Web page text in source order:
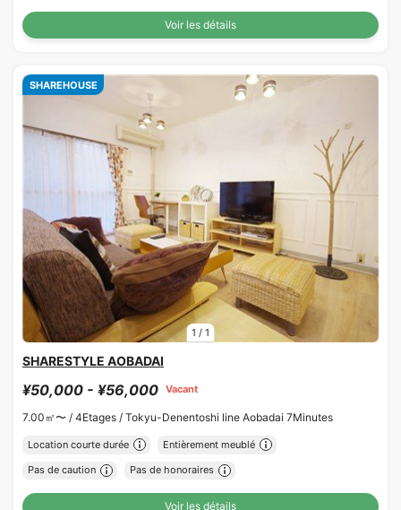
Voir les détails
1 / 1
SHAREHOUSE
SHARESTYLE AOBADAI
¥50,000 - ¥56,000 Vacant
7.00㎡〜 / 4Etages / Tokyu-Denentoshi line Aobadai 7Minutes
Location courte durée Entièrement meublé
Pas de caution Pas de honoraires
Voir les détails